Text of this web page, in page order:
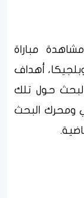
مباراة
وبلجيكا، أهداف
البحث حول تلك
ومحرك البحث